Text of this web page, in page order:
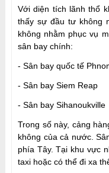
Với diện tích lãnh thổ
thấy sự đầu tư không
không nhằm phục vụ
sân bay chính:
- Sân bay quốc tế
- Sân bay Siem Reap
- Sân bay Sihanoukville
Trong số này, cảng
không của cả nước.
phía Tây. Tại khu vực
taxi hoặc có thể đi xa